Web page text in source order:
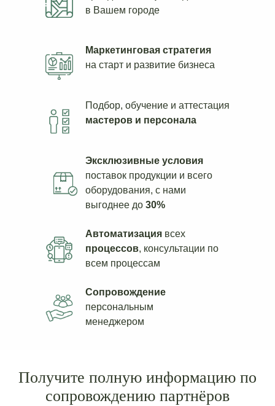
в Вашем городе
Эксклюзивные условия
поставок продукции и всего
оборудования, с нами
выгоднее до 30%
Маркетинговая стратегия
на старт и развитие бизнеса
Автоматизация всех
процессов, консультации по
всем процессам
Подбор, обучение и аттестация
мастеров и персонала
Сопровождение
персональным
менеджером
Получите полную информацию по
сопровождению партнёров